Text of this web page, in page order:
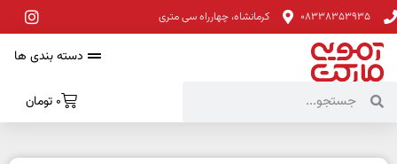
08338353935 کرمانشاه، چهارراه سی متری
دسته بندی ها
0 تومان